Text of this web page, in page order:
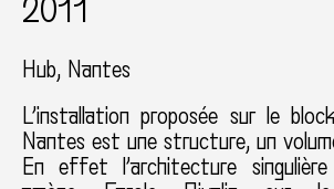
2011
Hub Nantes
L’installation proposée sur le
Nantes est une structure, un
En effet l’architecture singulière